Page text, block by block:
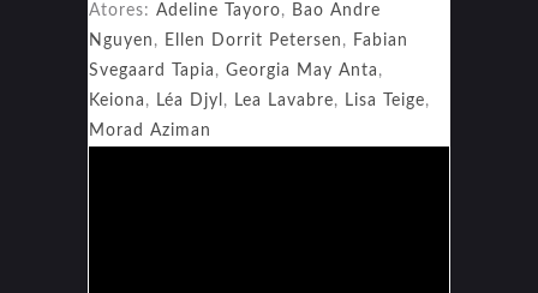
Atores: Adeline Tayoro, Bao Andre
Nguyen , Ellen Dorrit Petersen , Fabian
Svegaard Tapia , Georgia May Anta ,
Keiona , Léa Djyl , Lea Lavabre, Lisa Teige,
Morad Aziman